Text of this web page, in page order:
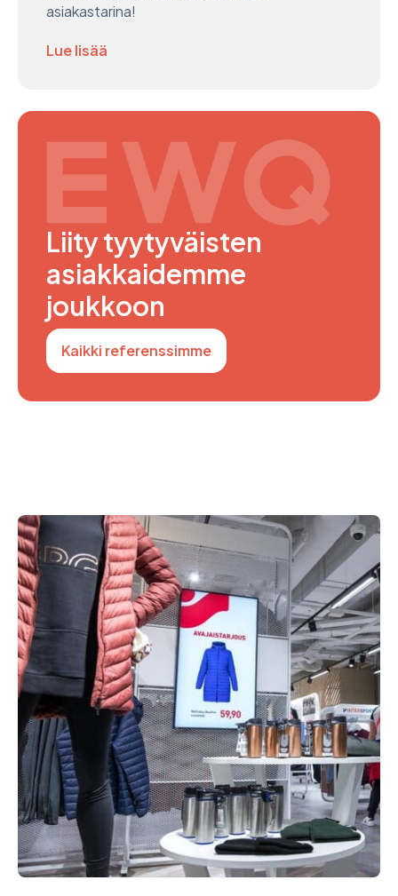
asiakastarina!
Lue lisää
Liity tyytyväisten
asiakkaidemme
joukkoon
Kaikki referenssimme